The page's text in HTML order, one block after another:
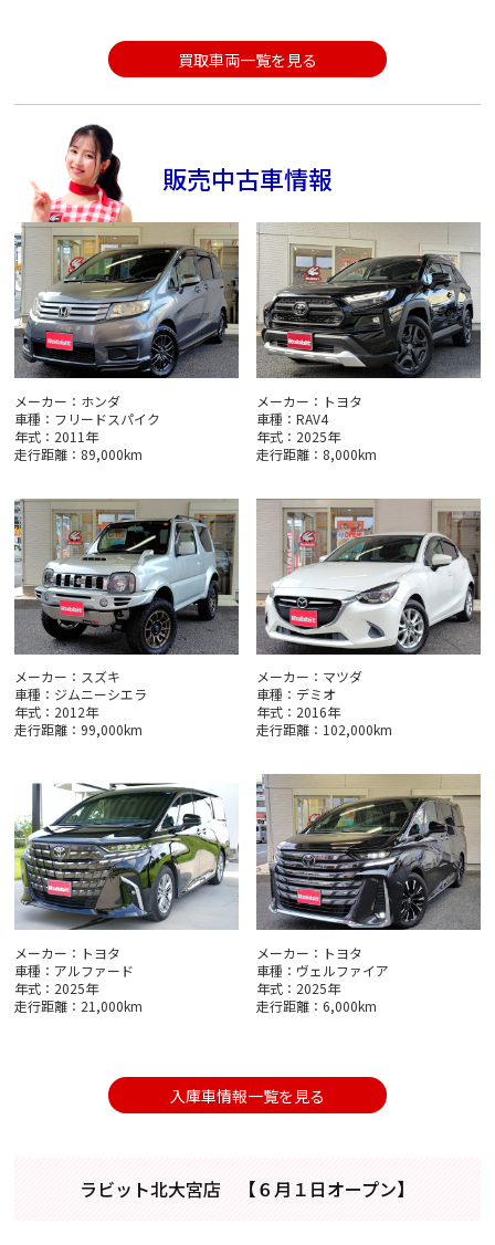
買取車両一覧を見る
販売中古車情報
メーカー：ホンダ
車種：フリードスパイク
年式：2011年
走行距離：89,000km
メーカー：トヨタ
車種：RAV4
年式：2025年
走行距離：8,000km
メーカー：スズキ
車種：ジムニーシエラ
年式：2012年
走行距離：99,000km
メーカー：マツダ
車種：デミオ
年式：2016年
走行距離：102,000km
メーカー：トヨタ
車種：アルファード
年式：2025年
走行距離：21,000km
メーカー：トヨタ
車種：ヴェルファイア
年式：2025年
走行距離：6,000km
入庫車情報一覧を見る
ラビット北大宮店 【６月１日オープン】